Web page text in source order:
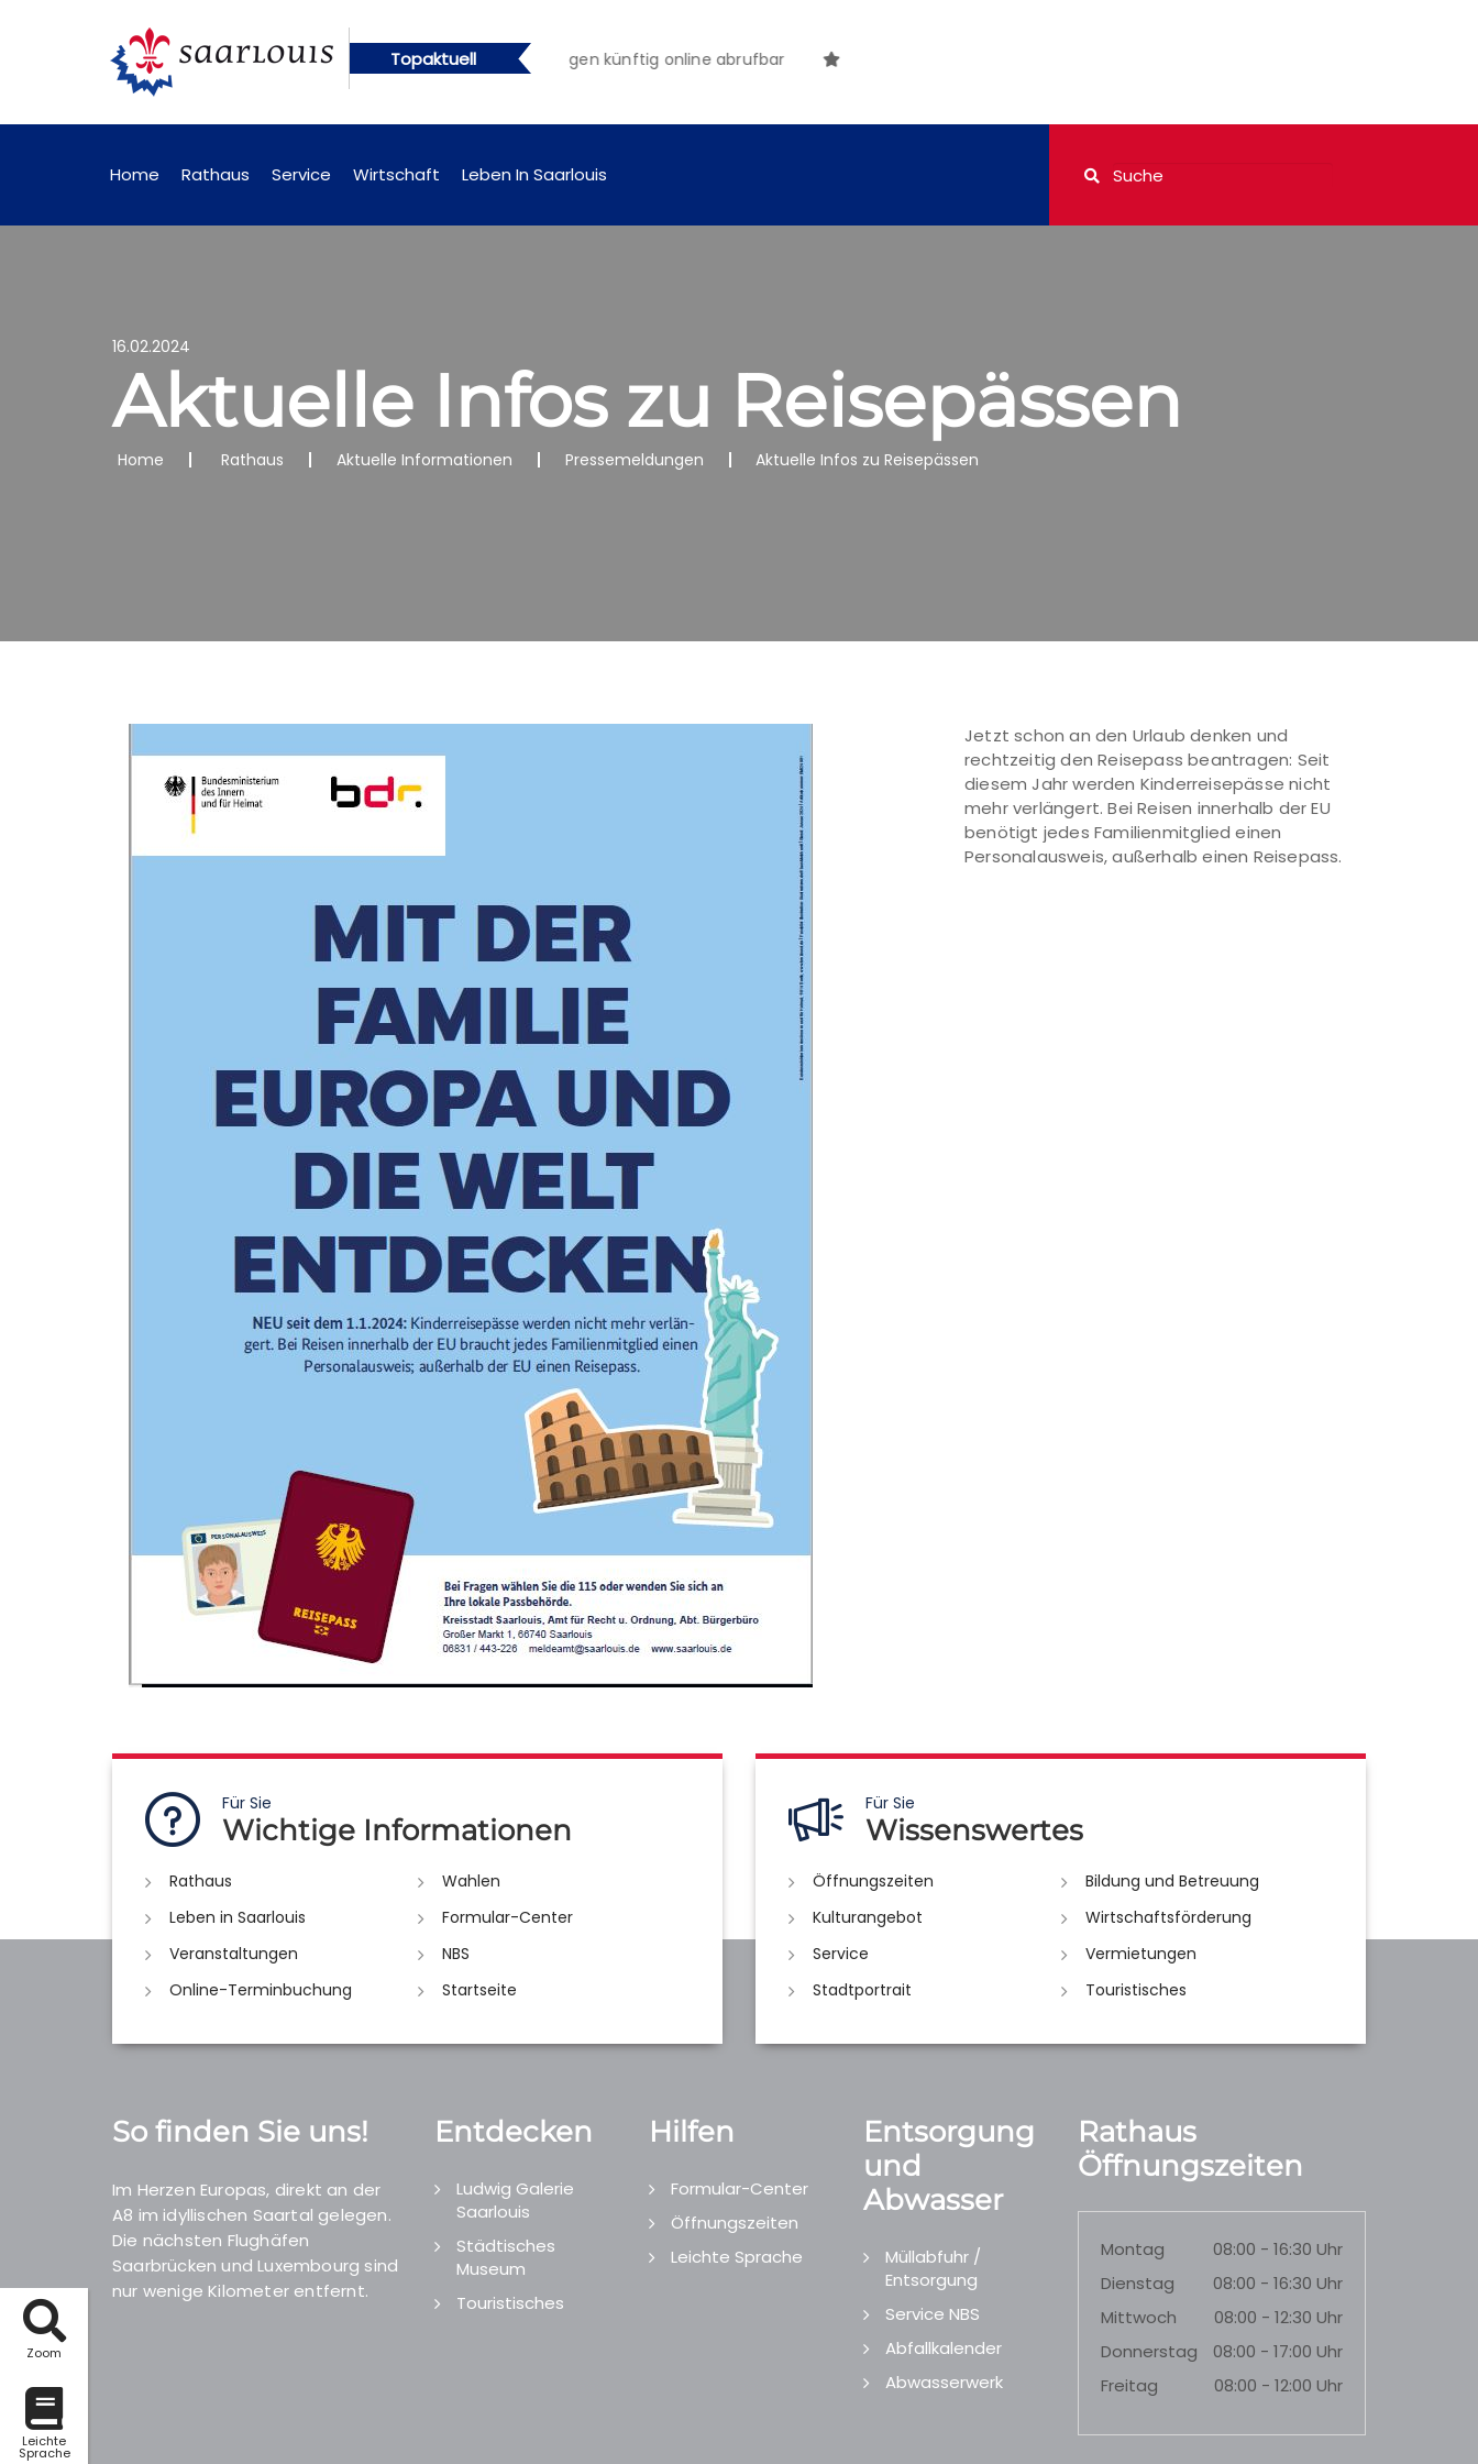
Zoom
Leichte
Sprache
Topaktuell
künftig online abrufbar Öffentliche Bekanntmachungen künftig online abrufbar
Home Rathaus Service Wirtschaft Leben In Saarlouis
16.02.2024
Aktuelle Infos zu Reisepässen
Home Rathaus Aktuelle Informationen Pressemeldungen Aktuelle Infos zu Reisepässen
Jetzt schon an den Urlaub denken und
rechtzeitig den Reisepass beantragen: Seit
diesem Jahr werden Kinderreisepässe nicht
mehr verlängert. Bei Reisen innerhalb der EU
benötigt jedes Familienmitglied einen
Personalausweis, außerhalb einen Reisepass.
Für Sie
Wichtige Informationen
Rathaus
Wahlen
Leben in Saarlouis
Formular-Center
Veranstaltungen
NBS
Online-Terminbuchung
Startseite
Für Sie
Wissenswertes
Öffnungszeiten
Bildung und Betreuung
Kulturangebot
Wirtschaftsförderung
Service
Vermietungen
Stadtportrait
Touristisches
So finden Sie uns!
Im Herzen Europas, direkt an der
A8 im idyllischen Saartal gelegen.
Die nächsten Flughäfen
Saarbrücken und Luxembourg sind
nur wenige Kilometer entfernt.
Entdecken
Ludwig Galerie
Saarlouis
Städtisches
Museum
Touristisches
Hilfen
Formular-Center
Öffnungszeiten
Leichte Sprache
Entsorgung
und
Abwasser
Müllabfuhr /
Entsorgung
Service NBS
Abfallkalender
Abwasserwerk
Rathaus
Öffnungszeiten
Montag
08:00 - 16:30 Uhr
Dienstag
08:00 - 16:30 Uhr
Mittwoch
08:00 - 12:30 Uhr
Donnerstag
08:00 - 17:00 Uhr
Freitag
08:00 - 12:00 Uhr